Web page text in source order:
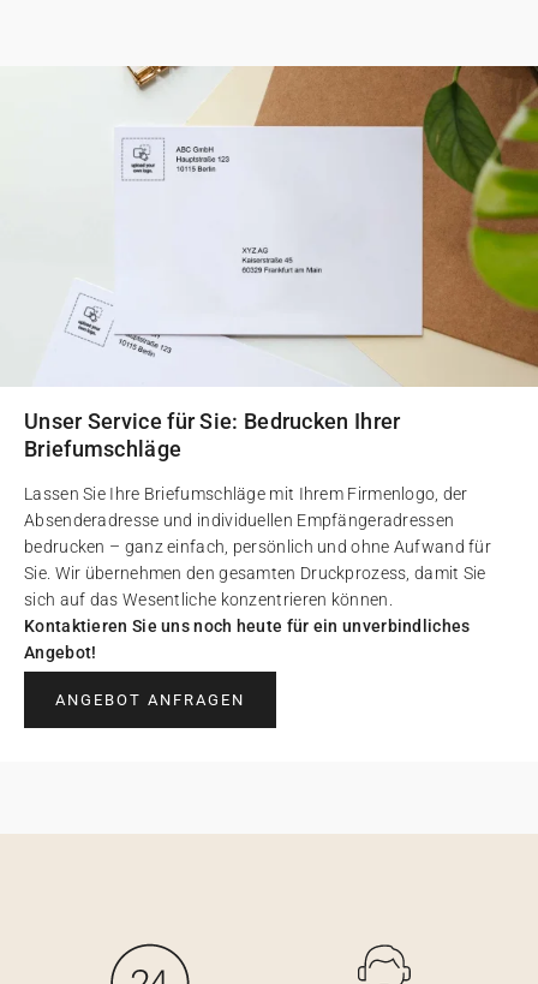
Unser Service für Sie: Bedrucken Ihrer
Briefumschläge
Lassen Sie Ihre Briefumschläge mit Ihrem Firmenlogo, der
Absenderadresse und individuellen Empfängeradressen
bedrucken – ganz einfach, persönlich und ohne Aufwand für
Sie. Wir übernehmen den gesamten Druckprozess, damit Sie
sich auf das Wesentliche konzentrieren können.
Kontaktieren Sie uns noch heute für ein unverbindliches
Angebot!
ANGEBOT ANFRAGEN